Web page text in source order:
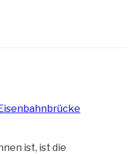
ist, ist die